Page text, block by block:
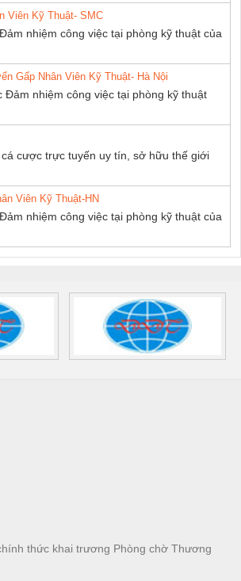
Viên Kỹ Thuật- SMC
nhiệm công việc tại phòng kỹ thuật của
Gấp Nhân Viên Kỹ Thuật- Hà Nội
Đảm nhiệm công việc tại phòng kỹ thuật
cược trực tuyến uy tín, sở hữu thế giới
Viên Kỹ Thuật-HN
nhiệm công việc tại phòng kỹ thuật của
thức khai trương Phòng chờ Thương